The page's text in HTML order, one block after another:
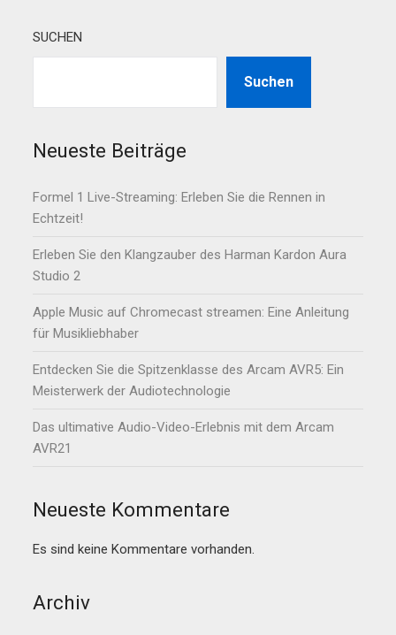
SUCHEN
Suchen
Neueste Beiträge
Formel 1 Live-Streaming: Erleben Sie die Rennen in
Echtzeit!
Erleben Sie den Klangzauber des Harman Kardon Aura
Studio 2
Apple Music auf Chromecast streamen: Eine Anleitung
für Musikliebhaber
Entdecken Sie die Spitzenklasse des Arcam AVR5: Ein
Meisterwerk der Audiotechnologie
Das ultimative Audio-Video-Erlebnis mit dem Arcam
AVR21
Neueste Kommentare
Es sind keine Kommentare vorhanden.
Archiv